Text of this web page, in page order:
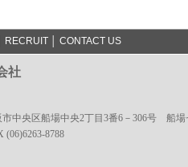
RECRUIT CONTACT US
社
市中央区船場中央2丁目3番6－306号 船
(06)6263-8788